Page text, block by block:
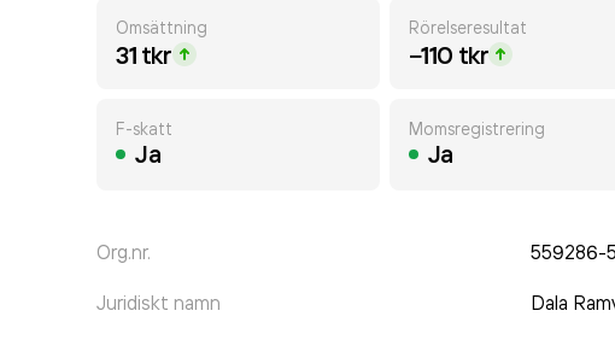
Omsättning
31 tkr
Rörelseresultat
−110 tkr
F-skatt
Ja
Momsregistrering
Ja
Org.nr. 559286-
Juridiskt namn Dala